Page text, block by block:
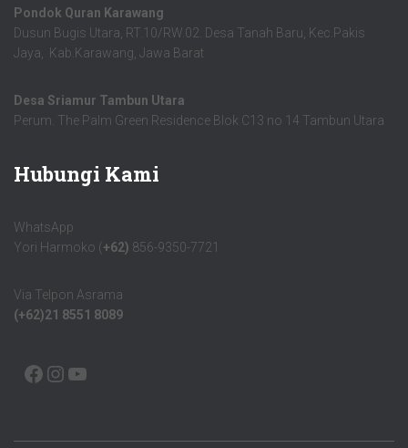
Pondok Quran Karawang
Dusun Bugis Utara, RT.10/RW.02. Desa Tanah Baru, Kec.Pakis
Jaya, Kab.Karawang, Jawa Barat
Desa Sriamur Tambun Utara
Perum. The Palm Green Residence Blok C13 no 14 Tambun Utara
Hubungi Kami
WhatsApp
Yori Harmoko (+62) 856-9350-7721
Via Telpon Asrama
(+62)21 8551 8089